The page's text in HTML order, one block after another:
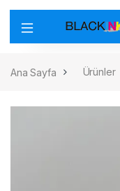
Ana Sayfa Ürünler